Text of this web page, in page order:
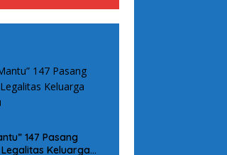
147 Pasang
Keluarga